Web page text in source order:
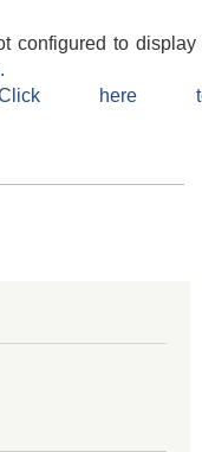
configured to
here